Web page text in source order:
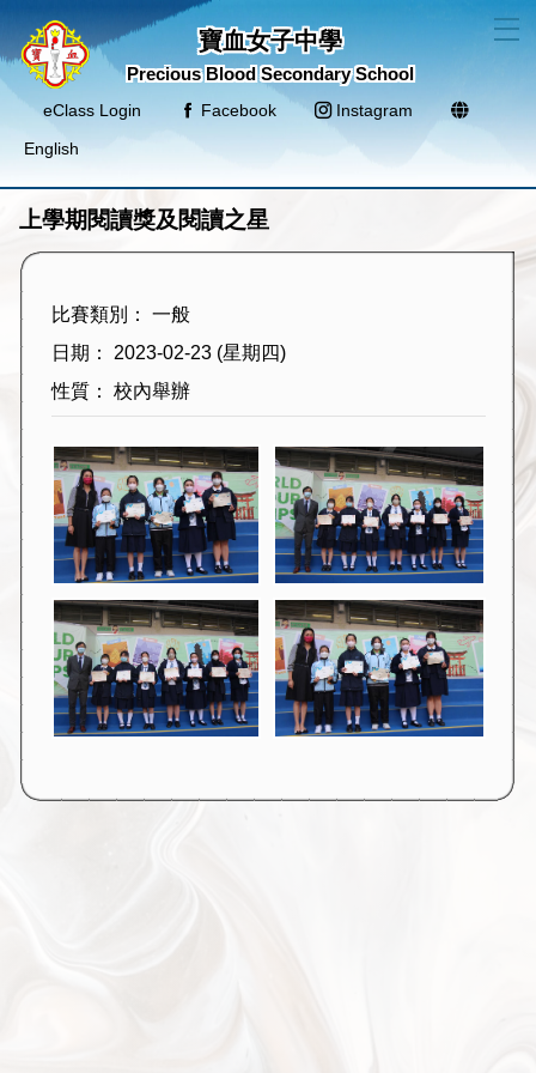
寶血女子中學
Precious Blood Secondary School
eClass Login Facebook
Instagram
English
上學期閱讀獎及閱讀之星
比賽類別： 一般
日期： 2023-02-23 (星期四)
性質： 校內舉辦